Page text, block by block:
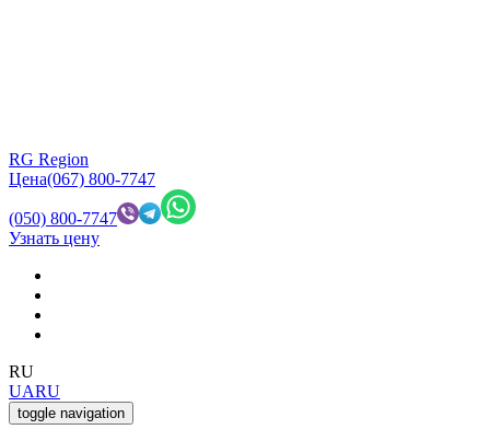
RG Region
Цена(067) 800-7747
(050) 800-7747
Узнать цену
RU
UARU
toggle navigation